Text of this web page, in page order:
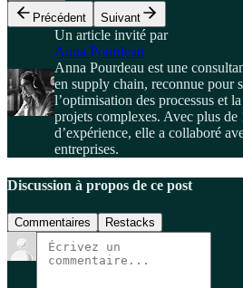
Précédent
Suivant
Un article invité par
Anna Pourdeau
Anna Pourdeau est une
en supply chain, reconnue pour
l’optimisation des processus et
projets complexes. Avec plus de
d’expérience, elle a collaboré
entreprises.
Discussion à propos de ce post
Commentaires Restacks